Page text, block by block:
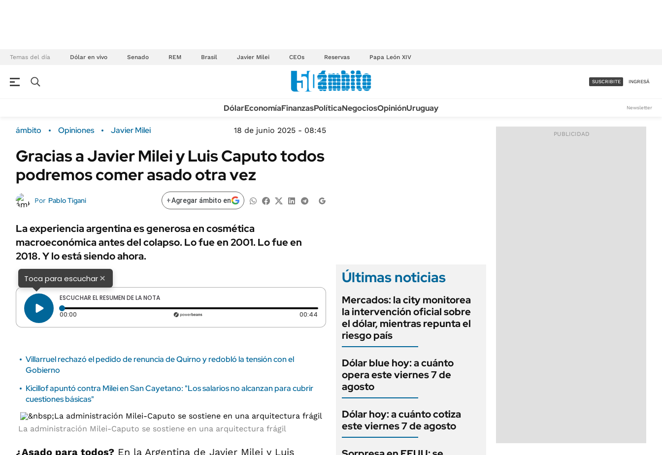
Temas del día Dólar en vivo Senado REM Brasil Javier Milei CEOs Reservas Papa León XIV
Campo
FINANZAS
Mercados
ÁMBITO DEBATE
MEDIAKIT AMBITO DEBATE
Sustentabilidad
POLÍTICA
Municipios
URUGUAY
TECNOLOGÍA
MÉXICO
MUNDO
AUTOS
ACCESO FULL - $1.800/MES
SUSCRIBITE INGRESÁ
DólarEconomíaFinanzasPolíticaNegociosOpiniónUruguay Newsletter
ámbito Opiniones Javier Milei 18 de junio 2025 - 08:45
Gracias a Javier Milei y Luis Caputo todos
podremos comer asado otra vez
Por Pablo Tigani +Agregar ámbito en
La experiencia argentina es generosa en cosmética
macroeconómica antes del colapso. Lo fue en 2001. Lo fue en
2018. Y lo está siendo ahora.
Toca para escuchar×
ESCUCHAR EL RESUMEN DE LA NOTA
00:00 Tiempo transcurrido: 0 segundos 00:44 Duración: 44 segundos
Villarruel rechazó el pedido de renuncia de Quirno y redobló la tensión con el
Gobierno
Kicillof apuntó contra Milei en San Cayetano: "Los salarios no alcanzan para cubrir
cuestiones básicas"
La administración Milei-Caputo se sostiene en una arquitectura frágil
¿Asado para todos? En la Argentina de Javier Milei y Luis
Últimas noticias
Mercados: la city monitorea
la intervención oficial sobre
el dólar, mientras repunta el
riesgo país
Dólar blue hoy: a cuánto
opera este viernes 7 de
agosto
Dólar hoy: a cuánto cotiza
este viernes 7 de agosto